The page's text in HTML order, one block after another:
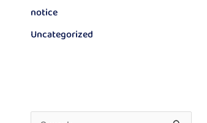
notice
Uncategorized